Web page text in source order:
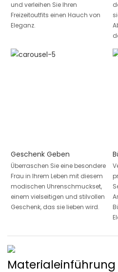
und verleihen Sie Ihren
Freizeitoutfits einen Hauch von
Eleganz.
Geschenk Geben
Überraschen Sie eine besondere
Frau in Ihrem Leben mit diesem
modischen Uhrenschmuckset,
einem vielseitigen und stilvollen
Geschenk, das sie lieben wird.
Materialeinführung